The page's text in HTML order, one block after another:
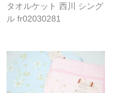
タオルケット 西川 シング
ル fr02030281